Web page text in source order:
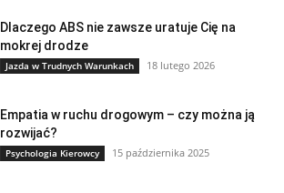
Dlaczego ABS nie zawsze uratuje Cię na
mokrej drodze
Jazda w Trudnych Warunkach 18 lutego 2026
Empatia w ruchu drogowym – czy można ją
rozwijać?
Psychologia Kierowcy 15 października 2025